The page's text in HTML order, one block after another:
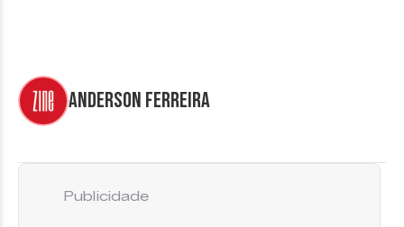
Anderson Ferreira
Publicidade